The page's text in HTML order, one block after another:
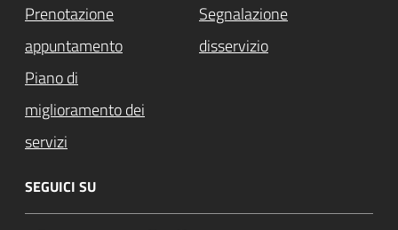
Prenotazione
appuntamento
Segnalazione
disservizio
Piano di
miglioramento dei
servizi
SEGUICI SU